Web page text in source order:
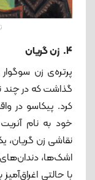
4. زن گریان
پرتره‌ی زن سوگوار
گذاشت که در چند
کرد. پیکاسو در
خود به نام آنریت
نقاشی زن گریان،
اشک‌ها،
با حالتی